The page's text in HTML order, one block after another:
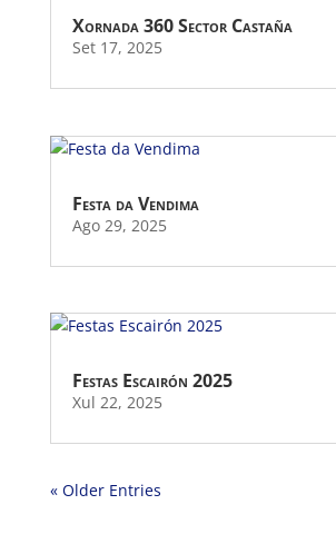
Xornada 360 Sector Castaña
Set 17, 2025
Festa da Vendima
Ago 29, 2025
Festas Escairón 2025
Xul 22, 2025
« Older Entries